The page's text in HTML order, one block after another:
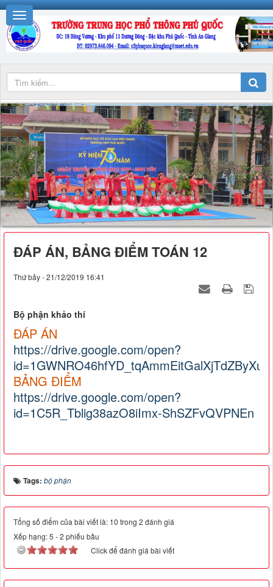
ĐÁP ÁN, BẢNG ĐIỂM TOÁN 12
Thứ bảy - 21/12/2019 16:41
Bộ phận khảo thí
ĐÁP ÁN
https://drive.google.com/open?
id=1GWNRO46hfYD_tqAmmEitGalXjTdZByXu
BẢNG ĐIỂM
https://drive.google.com/open?
id=1C5R_Tblig38azO8iImx-ShSZFvQVPNEn
Tags: bộ phận
Tổng số điểm của bài viết là: 10 trong 2 đánh giá
Xếp hạng:5 -2 phiếu bầu
Click để đánh giá bài viết